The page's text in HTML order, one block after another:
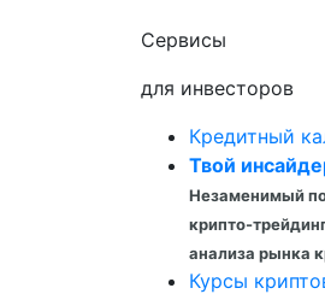
Сервисы
для инвесторов
Кредитный
Твой
Незаменимый
крипто-
анализа рынка
Курсы